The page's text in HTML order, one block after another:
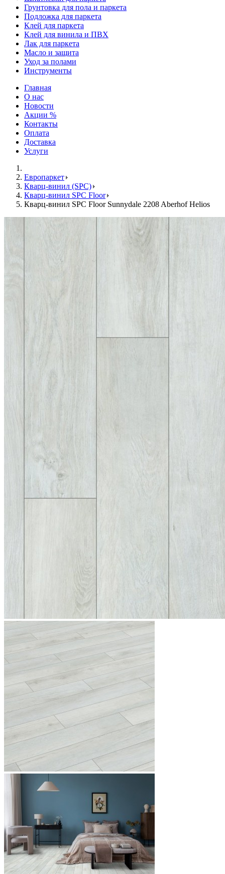
Грунтовка для пола и паркета
Подложка для паркета
Клей для паркета
Клей для винила и ПВХ
Лак для паркета
Масло и защита
Уход за полами
Инструменты
Главная
О нас
Новости
Акции %
Контакты
Оплата
Доставка
Услуги
Европаркет
Кварц-винил (SPC)
Кварц-винил SPC Floor
Кварц-винил SPC Floor Sunnydale 2208 Aberhof Helios